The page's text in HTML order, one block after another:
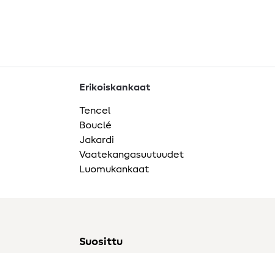
Erikoiskankaat
Tencel
Bouclé
Jakardi
Vaatekangasuutuudet
Luomukankaat
Suosittu